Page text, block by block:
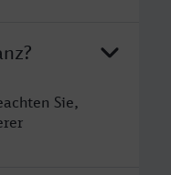
Sie,